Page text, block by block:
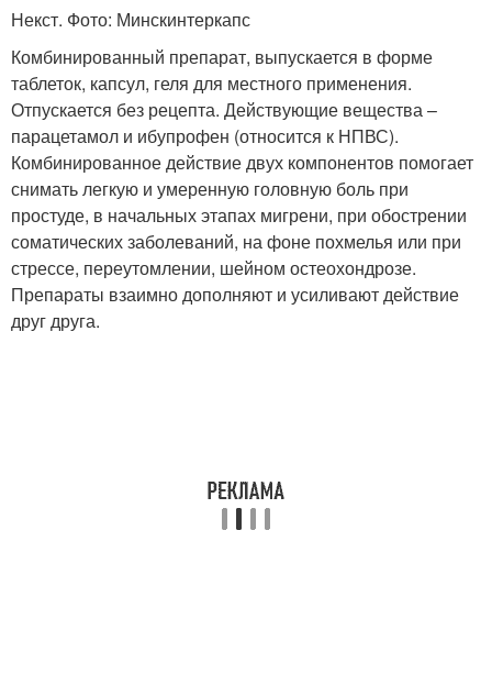
Некст. Фото: Минскинтеркапс
Комбинированный препарат, выпускается в форме
таблеток, капсул, геля для местного применения.
Отпускается без рецепта. Действующие вещества –
парацетамол и ибупрофен (относится к НПВС).
Комбинированное действие двух компонентов помогает
снимать легкую и умеренную головную боль при
простуде, в начальных этапах мигрени, при обострении
соматических заболеваний, на фоне похмелья или при
стрессе, переутомлении, шейном остеохондрозе.
Препараты взаимно дополняют и усиливают действие
друг друга.